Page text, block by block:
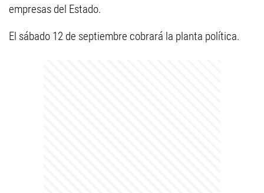
empresas del Estado.
El sábado 12 de septiembre cobrará la planta política.